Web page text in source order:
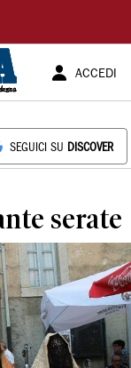
ACCEDI
SEGUICI SU DISCOVER
serate